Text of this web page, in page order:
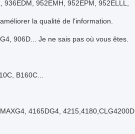
952EMH, 952EPM, 952ELLL,
la qualité de l'information.
906D... Je ne sais pas où vous êtes.
B160C...
4165DG4, 4215,4180,CLG4200D,